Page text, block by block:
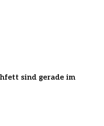
sind gerade im